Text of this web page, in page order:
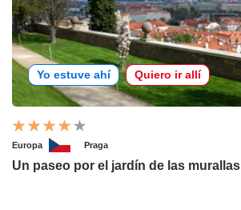
Yo estuve ahí Quiero ir allí
Europa Praga
Un paseo por el jardín de las murallas